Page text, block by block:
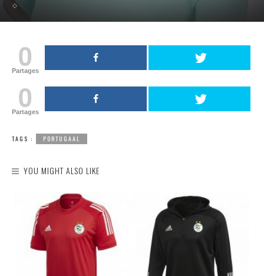
0
Partages
0
Partages
TAGS : PORTUGAAL
YOU MIGHT ALSO LIKE